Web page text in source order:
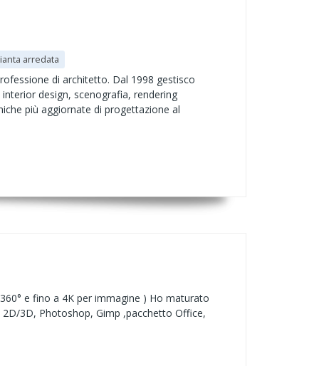
arredata
di architetto. Dal 1998 gestisco
design, scenografia, rendering
più aggiornate di progettazione al
e fino a 4K per immagine ) Ho maturato
3D, Photoshop, Gimp ,pacchetto Office,